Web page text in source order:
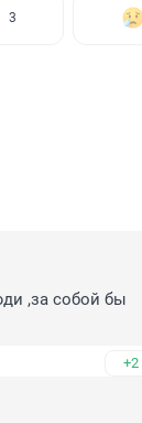
3
,за собой бы
+2